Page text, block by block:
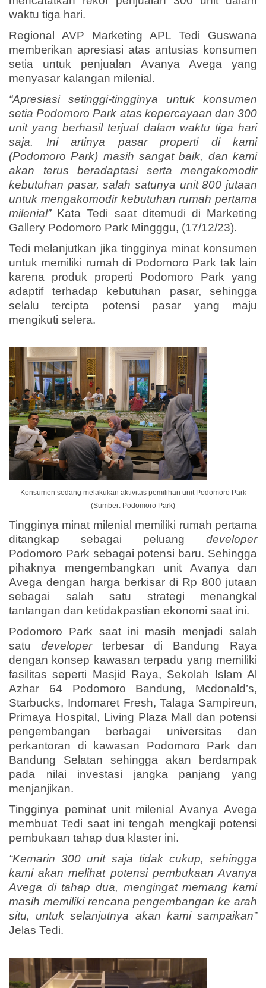
waktu tiga hari.
Regional AVP Marketing APL Tedi Guswana
memberikan apresiasi atas antusias konsumen
setia untuk penjualan Avanya Avega yang
menyasar kalangan milenial.
“Apresiasi setinggi-tingginya untuk konsumen
setia Podomoro Park atas kepercayaan dan 300
unit yang berhasil terjual dalam waktu tiga hari
saja. Ini artinya pasar properti di kami
(Podomoro Park) masih sangat baik, dan kami
akan terus beradaptasi serta mengakomodir
kebutuhan pasar, salah satunya unit 800 jutaan
untuk mengakomodir kebutuhan rumah pertama
milenial” Kata Tedi saat ditemudi di Marketing
Gallery Podomoro Park Mingggu, (17/12/23).
Tedi melanjutkan jika tingginya minat konsumen
untuk memiliki rumah di Podomoro Park tak lain
karena produk properti Podomoro Park yang
adaptif terhadap kebutuhan pasar, sehingga
selalu tercipta potensi pasar yang maju
mengikuti selera.
Konsumen sedang melakukan aktivitas pemilihan unit Podomoro Park
(Sumber: Podomoro Park)
Tingginya minat milenial memiliki rumah pertama
ditangkap sebagai peluang developer
Podomoro Park sebagai potensi baru. Sehingga
pihaknya mengembangkan unit Avanya dan
Avega dengan harga berkisar di Rp 800 jutaan
sebagai salah satu strategi menangkal
tantangan dan ketidakpastian ekonomi saat ini.
Podomoro Park saat ini masih menjadi salah
satu developerterbesar di Bandung Raya
dengan konsep kawasan terpadu yang memiliki
fasilitas seperti Masjid Raya, Sekolah Islam Al
Azhar 64 Podomoro Bandung, Mcdonald’s,
Starbucks, Indomaret Fresh, Talaga Sampireun,
Primaya Hospital, Living Plaza Mall dan potensi
pengembangan berbagai universitas dan
perkantoran di kawasan Podomoro Park dan
Bandung Selatan sehingga akan berdampak
pada nilai investasi jangka panjang yang
menjanjikan.
Tingginya peminat unit milenial Avanya Avega
membuat Tedi saat ini tengah mengkaji potensi
pembukaan tahap dua klaster ini.
“Kemarin 300 unit saja tidak cukup, sehingga
kami akan melihat potensi pembukaan Avanya
Avega di tahap dua, mengingat memang kami
masih memiliki rencana pengembangan ke arah
situ, untuk selanjutnya akan kami sampaikan”
Jelas Tedi.